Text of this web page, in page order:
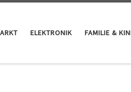
ELEKTRONIK FAMILIE &